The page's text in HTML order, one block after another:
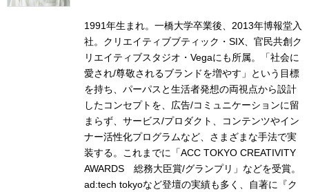
1991年生まれ。一橋大学卒業後、2013年博報堂入
社。クリエイティブブティック・SIX、官民共創ク
リエイティブスタジオ・Vegaにも所属。「社会に
愛され/尊敬されるブランドを増やす」という目標
を持ち、パーパスと生活者発想の両視点から設計
したコンセプトを、広告/コミュニケーションに留
まらず、サービス/プロダクト、コンテンツやイン
ナー活性化プログラムなど、さまざまな手法で実
装する。これまでに「ACC TOKYO CREATIVITY
AWARDS 総務大臣賞/グランプリ」などを受賞。
ad:tech tokyoなど登壇の実績も多く、自著に『ク